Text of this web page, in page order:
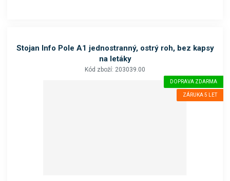
Stojan Info Pole A1 jednostranný, ostrý roh, bez kapsy
na letáky
Kód zboží: 203039.00
DOPRAVA ZDARMA
ZÁRUKA 5 LET